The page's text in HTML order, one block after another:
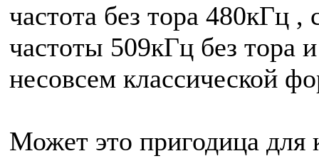
частота без тора 480кГц
частоты 509кГц без тора
несовсем классической
Может это пригодица для